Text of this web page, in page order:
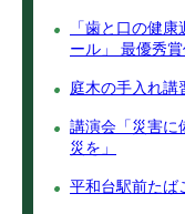
「歯と口の健
ール」 最優秀
庭木の手入れ講
講演会「災害
災を」
平和台駅前たば